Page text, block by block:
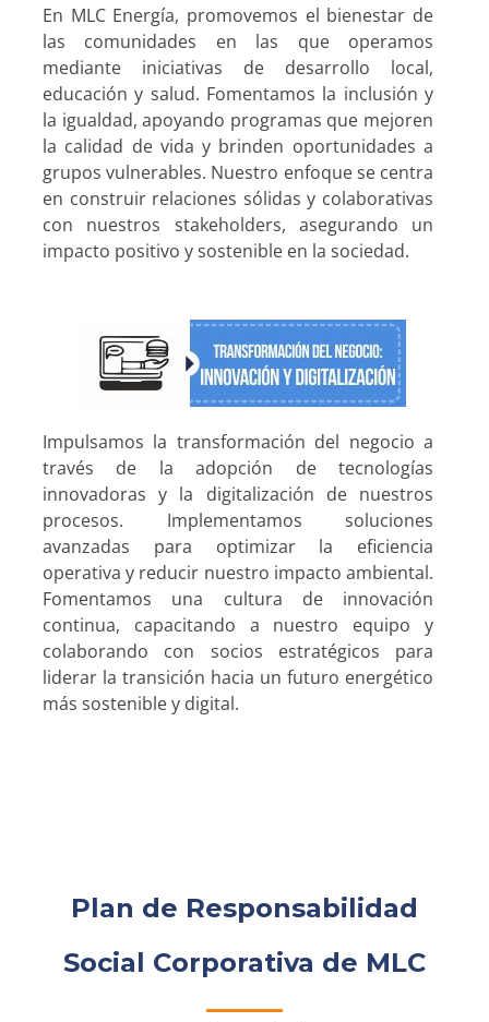
En MLC Energía, promovemos el bienestar de
las comunidades en las que operamos
mediante iniciativas de desarrollo local,
educación y salud. Fomentamos la inclusión y
la igualdad, apoyando programas que mejoren
la calidad de vida y brinden oportunidades a
grupos vulnerables. Nuestro enfoque se centra
en construir relaciones sólidas y colaborativas
con nuestros stakeholders, asegurando un
impacto positivo y sostenible en la sociedad.
Impulsamos la transformación del negocio a
través de la adopción de tecnologías
innovadoras y la digitalización de nuestros
procesos. Implementamos soluciones
avanzadas para optimizar la eficiencia
operativa y reducir nuestro impacto ambiental.
Fomentamos una cultura de innovación
continua, capacitando a nuestro equipo y
colaborando con socios estratégicos para
liderar la transición hacia un futuro energético
más sostenible y digital.
Plan de Responsabilidad
Social Corporativa de MLC